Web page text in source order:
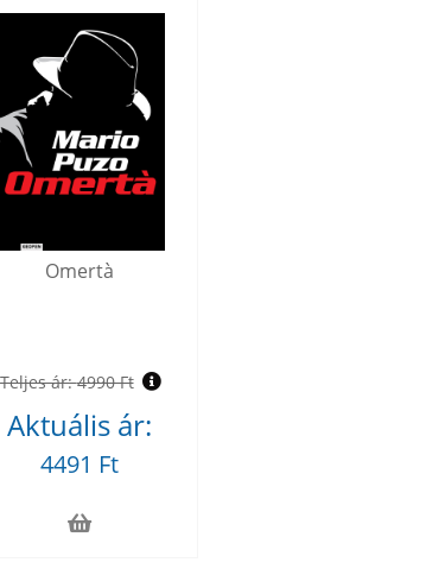
Omertà
Teljes ár:4990 Ft
Aktuális ár:
4491 Ft